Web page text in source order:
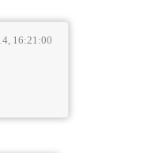
16:21:00